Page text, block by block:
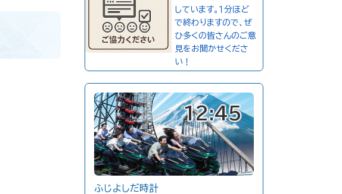
しています。１分ほど
で終わりますので、ぜ
ひ多くの皆さんのご意
見をお聞かせくださ
い！
12:45
ふじよしだ時計